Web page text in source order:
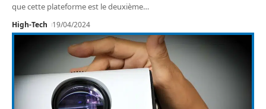
que cette plateforme est le deuxième…
High-Tech 19/04/2024